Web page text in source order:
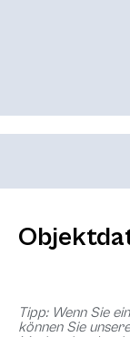
Tipp: Wenn Sie
können Sie